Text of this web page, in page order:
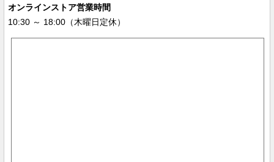
オンラインストア営業時間
10:30 ～ 18:00（木曜日定休）